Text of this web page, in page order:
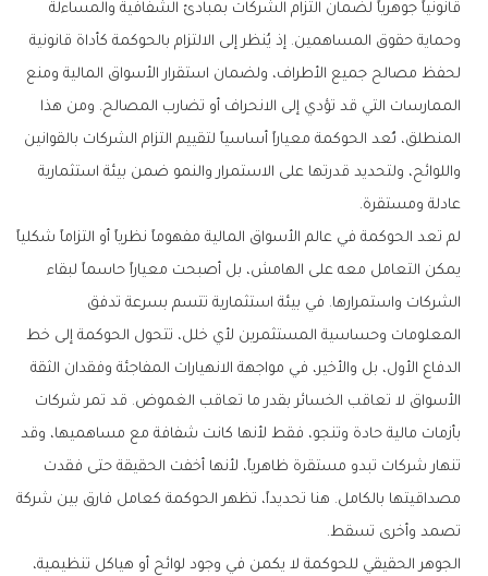
قانونياً جوهرياً لضمان التزام الشركات بمبادئ الشفافية والمساءلة
وحماية حقوق المساهمين. إذ يُنظر إلى الالتزام بالحوكمة كأداة قانونية
لحفظ مصالح جميع الأطراف، ولضمان استقرار الأسواق المالية ومنع
الممارسات التي قد تؤدي إلى الانحراف أو تضارب المصالح. ومن هذا
المنطلق، تُعد الحوكمة معياراً أساسياً لتقييم التزام الشركات بالقوانين
واللوائح، ولتحديد قدرتها على الاستمرار والنمو ضمن بيئة استثمارية
عادلة ومستقرة.
لم تعد الحوكمة في عالم الأسواق المالية مفهوماً نظرياً أو التزاماً شكلياً
يمكن التعامل معه على الهامش، بل أصبحت معياراً حاسماً لبقاء
الشركات واستمرارها. في بيئة استثمارية تتسم بسرعة تدفق
المعلومات وحساسية المستثمرين لأي خلل، تتحول الحوكمة إلى خط
الدفاع الأول، بل والأخير، في مواجهة الانهيارات المفاجئة وفقدان الثقة
الأسواق لا تعاقب الخسائر بقدر ما تعاقب الغموض. قد تمر شركات
بأزمات مالية حادة وتنجو، فقط لأنها كانت شفافة مع مساهميها، وقد
تنهار شركات تبدو مستقرة ظاهرياً، لأنها أخفت الحقيقة حتى فقدت
مصداقيتها بالكامل. هنا تحديداً، تظهر الحوكمة كعامل فارق بين شركة
تصمد وأخرى تسقط.
الجوهر الحقيقي للحوكمة لا يكمن في وجود لوائح أو هياكل تنظيمية،